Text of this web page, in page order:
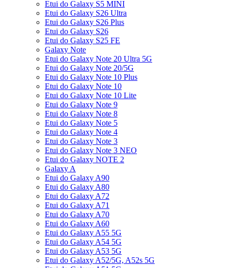
Etui do Galaxy S5 MINI
Etui do Galaxy S26 Ultra
Etui do Galaxy S26 Plus
Etui do Galaxy S26
Etui do Galaxy S25 FE
Galaxy Note
Etui do Galaxy Note 20 Ultra 5G
Etui do Galaxy Note 20/5G
Etui do Galaxy Note 10 Plus
Etui do Galaxy Note 10
Etui do Galaxy Note 10 Lite
Etui do Galaxy Note 9
Etui do Galaxy Note 8
Etui do Galaxy Note 5
Etui do Galaxy Note 4
Etui do Galaxy Note 3
Etui do Galaxy Note 3 NEO
Etui do Galaxy NOTE 2
Galaxy A
Etui do Galaxy A90
Etui do Galaxy A80
Etui do Galaxy A72
Etui do Galaxy A71
Etui do Galaxy A70
Etui do Galaxy A60
Etui do Galaxy A55 5G
Etui do Galaxy A54 5G
Etui do Galaxy A53 5G
Etui do Galaxy A52/5G, A52s 5G